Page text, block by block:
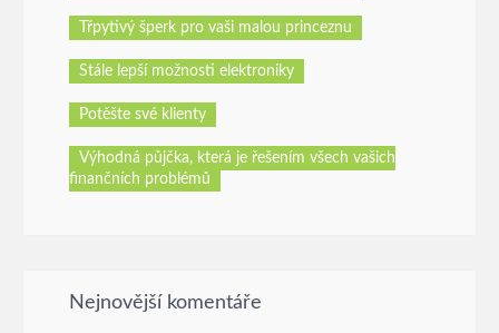
Třpytivý šperk pro vaši malou princeznu
Stále lepší možnosti elektroniky
Potěšte své klienty
Výhodná půjčka, která je řešením všech vašich
finančních problémů
Nejnovější komentáře